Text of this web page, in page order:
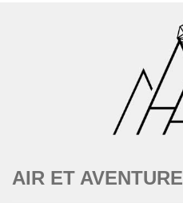
AIR ET AVENTURE